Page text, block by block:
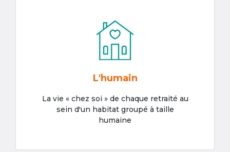
L'humain
La vie « chez soi » de chaque retraité au
sein d'un habitat groupé à taille
humaine